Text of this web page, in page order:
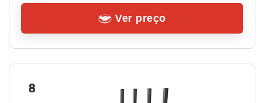
Ver preço
8